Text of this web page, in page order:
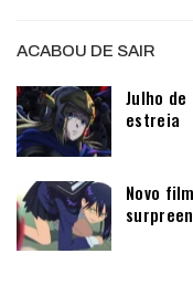
ACABOU DE SAIR
Julho
estreia
Novo